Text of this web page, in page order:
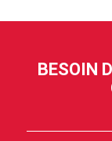
BESOIN